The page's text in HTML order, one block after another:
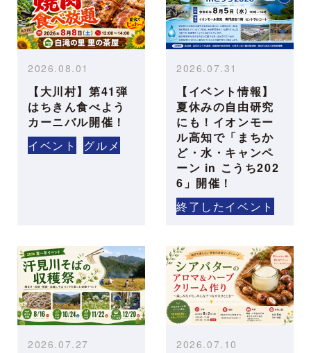
【大川村】第41弾
はちきん食べよう
カーニバル開催！
2026.08.01
イベント グルメ
【イベント情報】
夏休みの自由研究
にも！イオンモー
ル高知で「まちか
ど・水・キャンペ
ーン in こうち202
6」開催！
2026.07.31
終了したイベント
2026.07.27 2026.07.10